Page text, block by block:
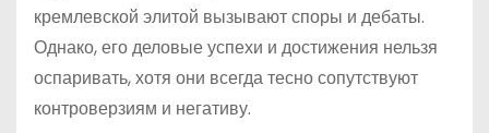
кремлевской элитой вызывают споры и дебаты.
Однако, его деловые успехи и достижения нельзя
оспаривать, хотя они всегда тесно сопутствуют
контроверзиям и негативу.